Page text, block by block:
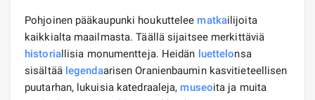
Pohjoinen pääkaupunki houkuttelee matkailijoita
kaikkialta maailmasta. Täällä sijaitsee merkittäviä
historiallisia monumentteja. Heidän luettelonsa
sisältää legendaarisen Oranienbaumin kasvitieteellisen
puutarhan, lukuisia katedraaleja, museoita ja muita